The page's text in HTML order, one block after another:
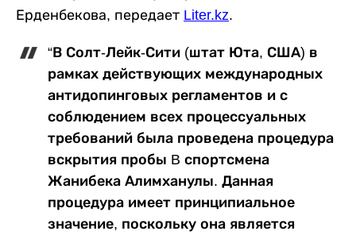
Ерденбекова, передает Liter.kz.
“В Солт-Лейк-Сити (штат Юта, США) в
рамках действующих международных
антидопинговых регламентов и с
соблюдением всех процессуальных
требований была проведена процедура
вскрытия пробы B спортсмена
Жанибека Алимханулы. Данная
процедура имеет принципиальное
значение, поскольку она является